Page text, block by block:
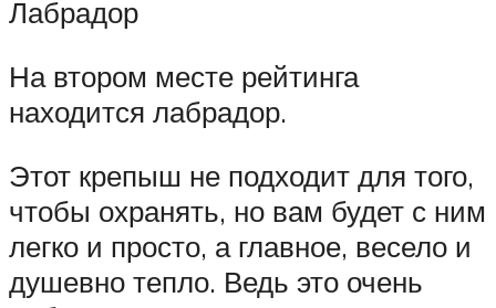
Лабрадор
На втором месте рейтинга
находится лабрадор.
Этот крепыш не подходит для того,
чтобы охранять, но вам будет с ним
легко и просто, а главное, весело и
душевно тепло. Ведь это очень